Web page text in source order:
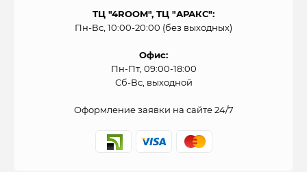
ТЦ "4ROOM", ТЦ "АРАКС":
Пн-Вс, 10:00-20:00 (без выходных)
Офис:
Пн-Пт, 09:00-18:00
Сб-Вс, выходной
Оформление заявки на сайте 24/7